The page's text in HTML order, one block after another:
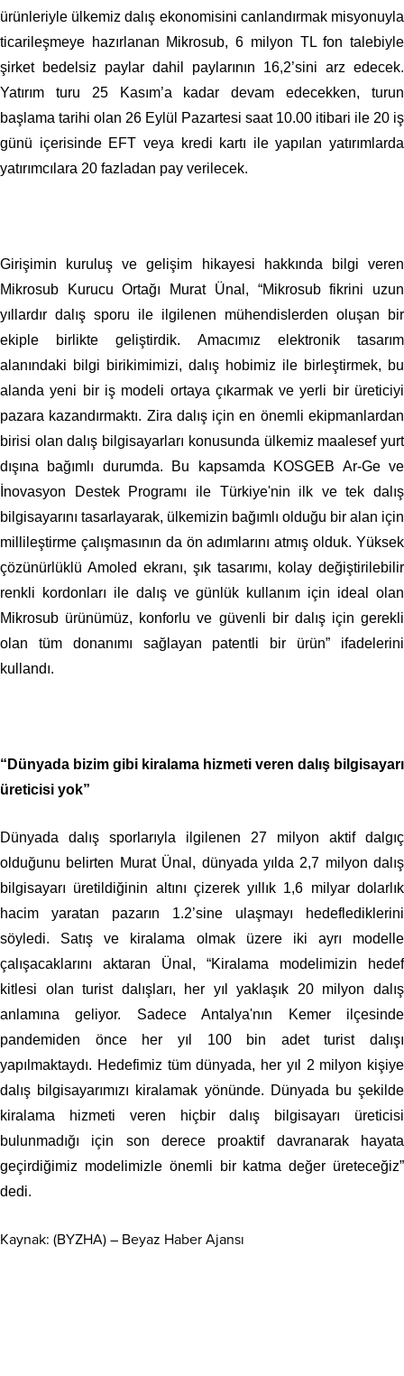
ürünleriyle ülkemiz dalış ekonomisini canlandırmak misyonuyla
ticarileşmeye hazırlanan Mikrosub, 6 milyon TL fon talebiyle
şirket bedelsiz paylar dahil paylarının 16,2’sini arz edecek.
Yatırım turu 25 Kasım’a kadar devam edecekken, turun
başlama tarihi olan 26 Eylül Pazartesi saat 10.00 itibari ile 20 iş
günü içerisinde EFT veya kredi kartı ile yapılan yatırımlarda
yatırımcılara 20 fazladan pay verilecek.
Girişimin kuruluş ve gelişim hikayesi hakkında bilgi veren
Mikrosub Kurucu Ortağı Murat Ünal, “Mikrosub fikrini uzun
yıllardır dalış sporu ile ilgilenen mühendislerden oluşan bir
ekiple birlikte geliştirdik. Amacımız elektronik tasarım
alanındaki bilgi birikimimizi, dalış hobimiz ile birleştirmek, bu
alanda yeni bir iş modeli ortaya çıkarmak ve yerli bir üreticiyi
pazara kazandırmaktı. Zira dalış için en önemli ekipmanlardan
birisi olan dalış bilgisayarları konusunda ülkemiz maalesef yurt
dışına bağımlı durumda. Bu kapsamda KOSGEB Ar-Ge ve
İnovasyon Destek Programı ile Türkiye'nin ilk ve tek dalış
bilgisayarını tasarlayarak, ülkemizin bağımlı olduğu bir alan için
millileştirme çalışmasının da ön adımlarını atmış olduk. Yüksek
çözünürlüklü Amoled ekranı, şık tasarımı, kolay değiştirilebilir
renkli kordonları ile dalış ve günlük kullanım için ideal olan
Mikrosub ürünümüz, konforlu ve güvenli bir dalış için gerekli
olan tüm donanımı sağlayan patentli bir ürün” ifadelerini
kullandı.
“Dünyada bizim gibi kiralama hizmeti veren dalış bilgisayarı
üreticisi yok”
Dünyada dalış sporlarıyla ilgilenen 27 milyon aktif dalgıç
olduğunu belirten Murat Ünal, dünyada yılda 2,7 milyon dalış
bilgisayarı üretildiğinin altını çizerek yıllık 1,6 milyar dolarlık
hacim yaratan pazarın 1.2’sine ulaşmayı hedeflediklerini
söyledi. Satış ve kiralama olmak üzere iki ayrı modelle
çalışacaklarını aktaran Ünal, “Kiralama modelimizin hedef
kitlesi olan turist dalışları, her yıl yaklaşık 20 milyon dalış
anlamına geliyor. Sadece Antalya'nın Kemer ilçesinde
pandemiden önce her yıl 100 bin adet turist dalışı
yapılmaktaydı. Hedefimiz tüm dünyada, her yıl 2 milyon kişiye
dalış bilgisayarımızı kiralamak yönünde. Dünyada bu şekilde
kiralama hizmeti veren hiçbir dalış bilgisayarı üreticisi
bulunmadığı için son derece proaktif davranarak hayata
geçirdiğimiz modelimizle önemli bir katma değer üreteceğiz”
dedi.
Kaynak: (BYZHA) – Beyaz Haber Ajansı